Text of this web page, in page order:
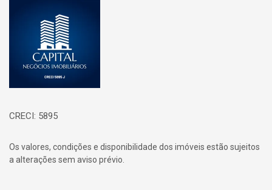
CRECI: 5895
Os valores, condições e disponibilidade dos imóveis estão sujeitos
a alterações sem aviso prévio.